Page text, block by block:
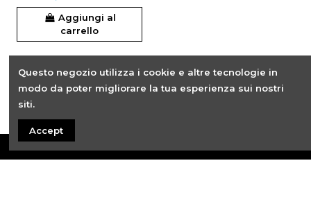
Aggiungi al
carrello
Cancella tutto OK
Questo negozio utilizza i cookie e altre tecnologie in
modo da poter migliorare la tua esperienza sui nostri
siti.
Accept